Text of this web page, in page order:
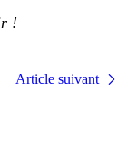
!
Article suivant